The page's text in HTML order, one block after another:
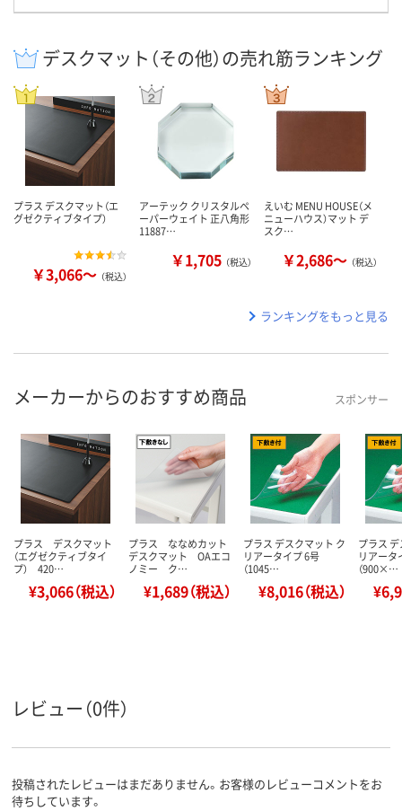
デスクマット（その他）の売れ筋ランキング
プラス デスクマット（エ
グゼクティブタイプ）
￥3,066～ （税込）
アーテック クリスタルペ
ーパーウェイト 正八角形
11887…
￥1,705 （税込）
えいむ MENU HOUSE（メ
ニューハウス）マット デ
スク…
￥2,686～ （税込）
ランキングをもっと見る
メーカーからのおすすめ商品 スポンサー
プラス デスクマット
（エグゼクティブタイ
プ） 420…
¥3,066（税込）
プラス ななめカット
デスクマット OAエコ
ノミー ク…
¥1,689（税込）
プラス デスクマット ク
リアータイプ 6号
（1045…
¥8,016（税込）
プラス
リアータ
（900×…
レビュー（0件）
投稿されたレビューはまだありません。お客様のレビューコメントをお
待ちしています。